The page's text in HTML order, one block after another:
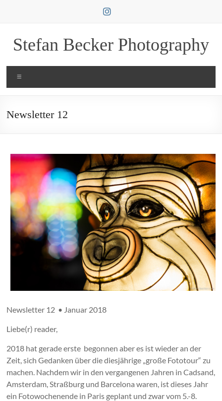
Stefan Becker Photography
Newsletter 12
Newsletter 12 • Januar 2018
Liebe(r) reader,
2018 hat gerade erste begonnen aber es ist wieder an der
Zeit, sich Gedanken über die diesjährige „große Fototour“ zu
machen. Nachdem wir in den vergangenen Jahren in Cadsand,
Amsterdam, Straßburg und Barcelona waren, ist dieses Jahr
ein Fotowochenende in Paris geplant und zwar vom 5.-8.